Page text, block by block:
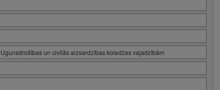
un civilās aizsardzības koledžas vajadzībām